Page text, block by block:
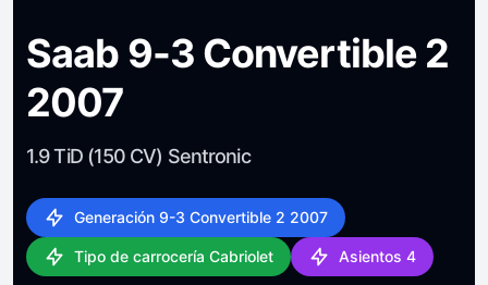
Saab 9-3 Convertible 2
2007
1.9 TiD (150 CV) Sentronic
Generación 9-3 Convertible 2 2007
Tipo de carrocería Cabriolet Asientos 4